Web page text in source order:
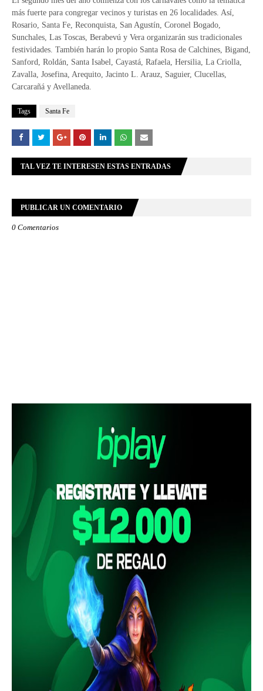
más fuerte para congregar vecinos y turistas en 26 localidades. Así,
Rosario, Santa Fe, Reconquista, San Agustín, Coronel Bogado,
Sunchales, Las Toscas, Berabevú y Vera organizarán sus tradicionales
festividades. También harán lo propio Santa Rosa de Calchines, Bigand,
Sanford, Roldán, Santa Isabel, Cayastá, Rafaela, Hersilia, La Criolla,
Zavalla, Josefina, Arequito, Jacinto L. Arauz, Saguier, Clucellas,
Carcarañá y Avellaneda.
Tags Santa Fe
TAL VEZ TE INTERESEN ESTAS ENTRADAS
PUBLICAR UN COMENTARIO
0 Comentarios